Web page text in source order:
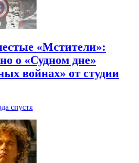
«Мстители»:
о «Судном дне»
войнах» от студии
спустя